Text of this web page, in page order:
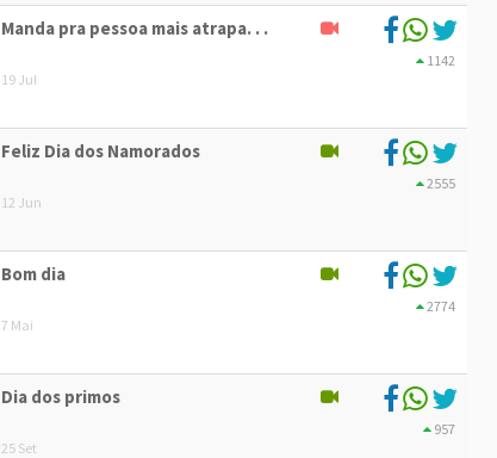
Manda pra pessoa mais atrapa. . .
19 Jul
1142
Feliz Dia dos Namorados
12 Jun
2555
Bom dia
7 Mai
2774
Dia dos primos
25 Set
957